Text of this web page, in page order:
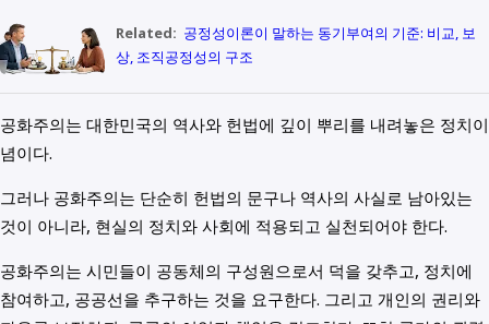
Related: 공정성이론이 말하는 동기부여의 기준: 비교, 보
상, 조직공정성의 구조
공화주의는 대한민국의 역사와 헌법에 깊이 뿌리를 내려놓은 정치이
념이다.
그러나 공화주의는 단순히 헌법의 문구나 역사의 사실로 남아있는
것이 아니라, 현실의 정치와 사회에 적용되고 실천되어야 한다.
공화주의는 시민들이 공동체의 구성원으로서 덕을 갖추고, 정치에
참여하고, 공공선을 추구하는 것을 요구한다. 그리고 개인의 권리와